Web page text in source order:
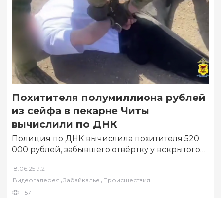
Похитителя полумиллиона рублей
из сейфа в пекарне Читы
вычислили по ДНК
Полиция по ДНК вычислила похитителя 520
000 рублей, забывшего отвёртку у вскрытого
18.06.25 9:21
Видеогалерея ,Забайкалье , Происшествия
157